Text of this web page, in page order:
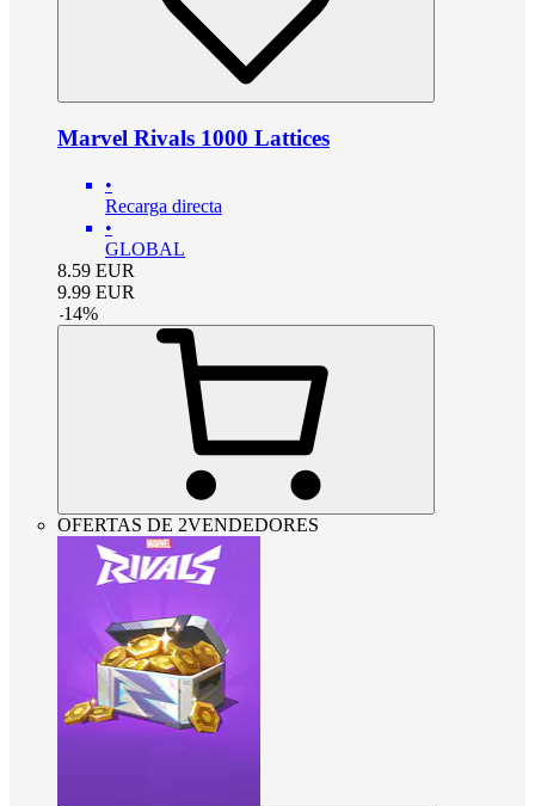
Marvel Rivals 1000 Lattices
•
Recarga directa
•
GLOBAL
8.59 EUR
9.99 EUR
-14%
OFERTAS DE 2VENDEDORES